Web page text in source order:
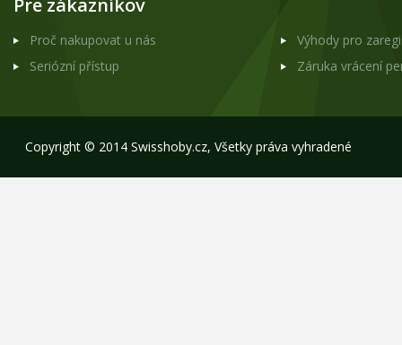
Pre zákazníkov
Proč nakupovat u nás
Výhody pro
Seriózní přístup
Záruka vrácení
Copyright © 2014 Swisshoby.cz, Všetky práva vyhradené